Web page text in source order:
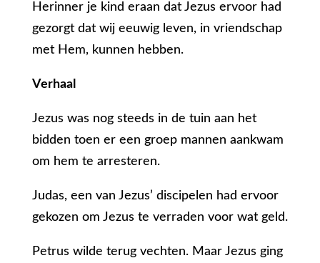
Herinner je kind eraan dat Jezus ervoor had
gezorgt dat wij eeuwig leven, in vriendschap
met Hem, kunnen hebben.
Verhaal
Jezus was nog steeds in de tuin aan het
bidden toen er een groep mannen aankwam
om hem te arresteren.
Judas, een van Jezus’ discipelen had ervoor
gekozen om Jezus te verraden voor wat geld.
Petrus wilde terug vechten. Maar Jezus ging